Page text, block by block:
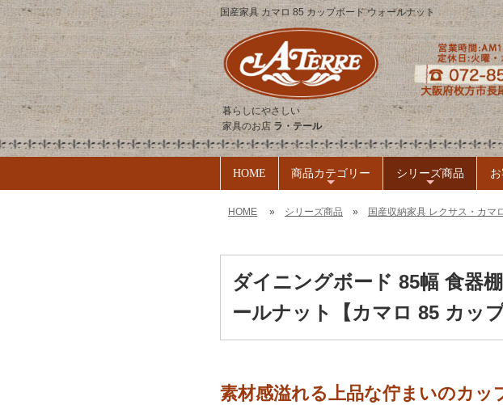
国産家具 カマロ 85 カップボード ウォールナット
暮らしにやさしい
家具のお店 ラ・テール
HOME 商品カテゴリー シリーズ商品
HOME » シリーズ商品 » 国産収納家具 レクサス・カマ
ダイニングボード 85幅 食器
ールナット【カマロ 85 カッ
素材感溢れる上品な佇まいのカッ